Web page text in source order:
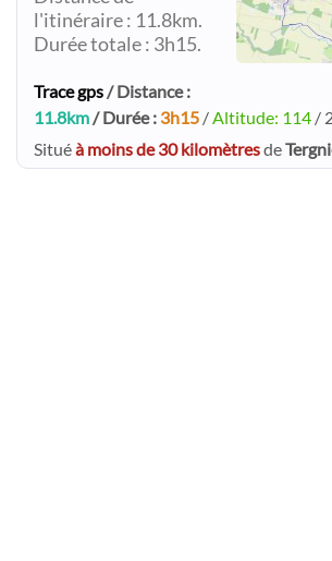
l'itinéraire : 11.8km.
Durée totale : 3h15.
Trace gps/ Distance :
11.8km/ Durée : 3h15 /Altitude: 114 /
Situéà moins de 30 kilomètresde